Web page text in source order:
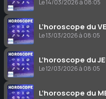
Le 14/03/2026 à 08:05
L’horoscope du
Le 13/03/2026 à 08:05
L’horoscope du
Le 12/03/2026 à 08:05
L’horoscope du